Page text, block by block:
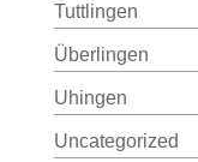
Tuttlingen
Überlingen
Uhingen
Uncategorized